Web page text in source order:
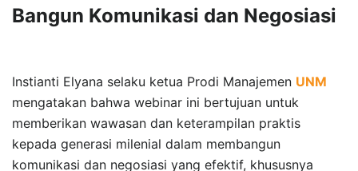
Bangun Komunikasi dan Negosiasi
Instianti Elyana selaku ketua Prodi Manajemen UNM
mengatakan bahwa webinar ini bertujuan untuk
memberikan wawasan dan keterampilan praktis
kepada generasi milenial dalam membangun
komunikasi dan negosiasi yang efektif, khususnya